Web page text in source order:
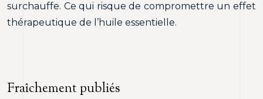
surchauffe. Ce qui risque de compromettre un effet
thérapeutique de l’huile essentielle.
Fraîchement publiés